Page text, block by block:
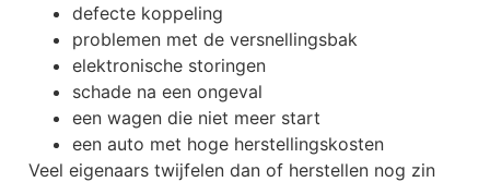
defecte koppeling
problemen met de versnellingsbak
elektronische storingen
schade na een ongeval
een wagen die niet meer start
een auto met hoge herstellingskosten
Veel eigenaars twijfelen dan of herstellen nog zin